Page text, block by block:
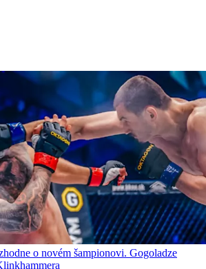
o novém šampionovi. Gogoladze